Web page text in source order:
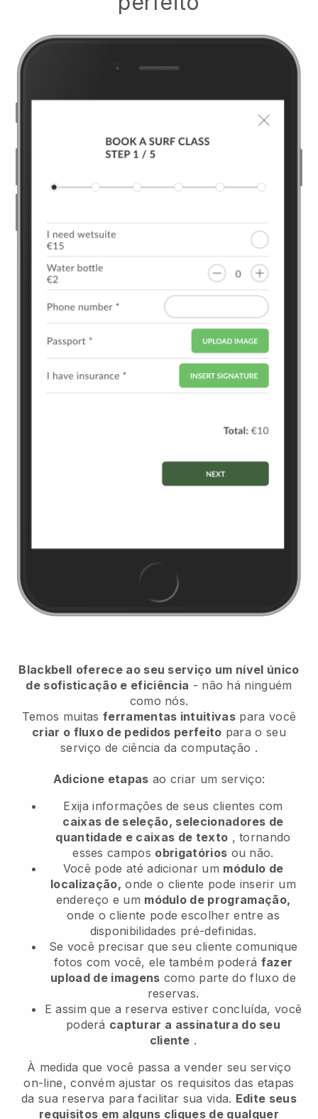
Blackbell oferece ao seu serviço um nível único
de sofisticação e eficiência - não há ninguém
como nós.
Temos muitas ferramentas intuitivas para você
criar o fluxo de pedidos perfeito para o seu
serviço de ciência da computação .
Adicione etapas ao criar um serviço:
Exija informações de seus clientes com
caixas de seleção, selecionadores de
quantidade e caixas de texto , tornando
esses campos obrigatórios ou não.
Você pode até adicionar um módulo de
localização, onde o cliente pode inserir um
endereço e um módulo de programação,
onde o cliente pode escolher entre as
disponibilidades pré-definidas.
Se você precisar que seu cliente comunique
fotos com você, ele também poderá fazer
upload de imagens como parte do fluxo de
reservas.
E assim que a reserva estiver concluída, você
poderá capturar a assinatura do seu
cliente .
À medida que você passa a vender seu serviço
on-line, convém ajustar os requisitos das etapas
da sua reserva para facilitar sua vida. Edite seus
requisitos em alguns cliques de qualquer